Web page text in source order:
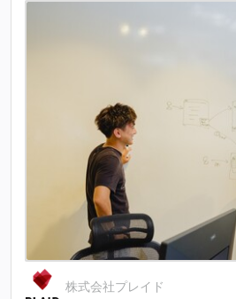
株式会社プレイド